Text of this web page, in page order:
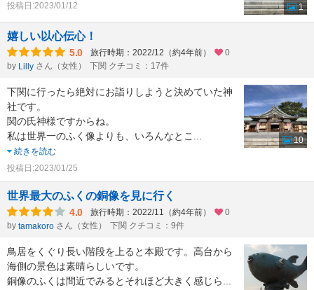
投稿日:2023/01/12
1
嬉しい以心伝心！
5.0 旅行時期：2022/12（約4年前）
0
by Lilly さん（女性） 下関 クチコミ：17件
下関に行ったら絶対にお詣りしようと決めていた神
社です。
関の氏神様ですからね。
私は世界一のふく像よりも、いろんなとこ
続きを読む
投稿日:2023/01/25
10
世界最大のふくの銅像を見に行く
4.0 旅行時期：2022/11（約4年前）
0
by tamakoro さん（女性） 下関 クチコミ：9件
鳥居をくぐり長い階段を上ると本殿です。高台から
海側の景色は素晴らしいです。
銅像のふくは間近でみるとそれほど大きく感じら